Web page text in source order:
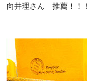
向井理さん 推薦！！！